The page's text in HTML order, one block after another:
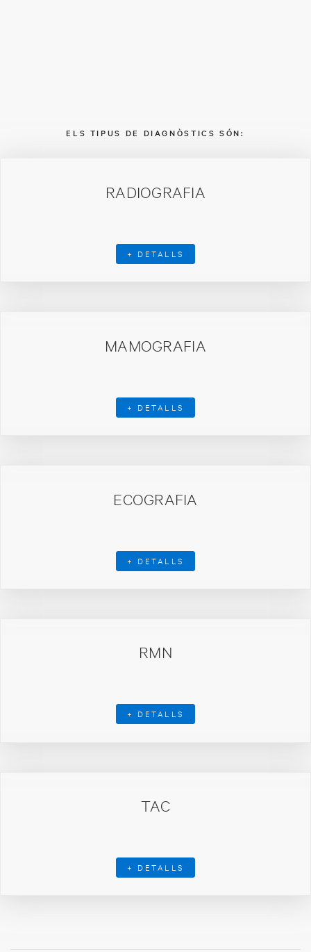
ELS TIPUS DE DIAGNÒSTICS SÓN:
RADIOGRAFIA
+ DETALLS
MAMOGRAFIA
+ DETALLS
ECOGRAFIA
+ DETALLS
RMN
+ DETALLS
TAC
+ DETALLS